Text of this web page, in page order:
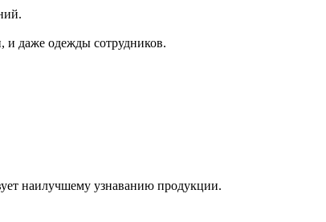
и даже одежды сотрудников.
наилучшему узнаванию продукции.